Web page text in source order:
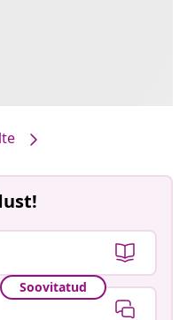
Soovitatud